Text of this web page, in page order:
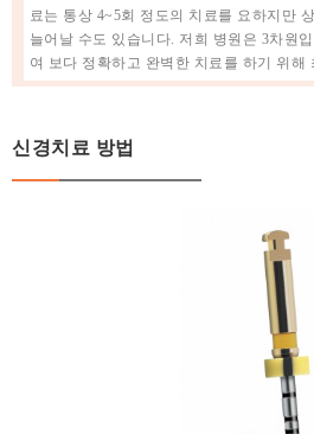
료는 통상 4~5회 정도의 치료를 요하지만
늘어날 수도 있습니다. 저희 병원은 3차원
여 보다 정확하고 완벽한 치료를 하기 위해
신경치료 방법